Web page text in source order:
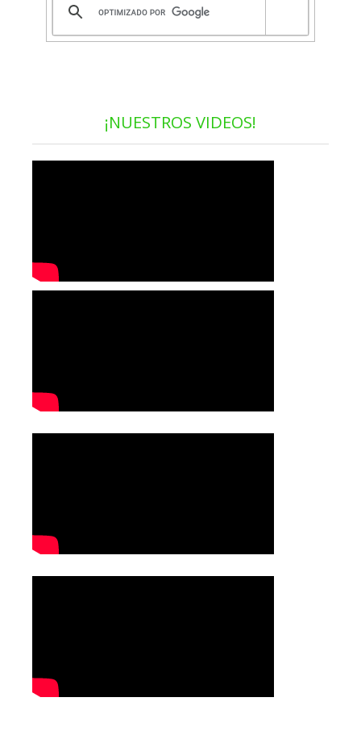
¡NUESTROS VIDEOS!